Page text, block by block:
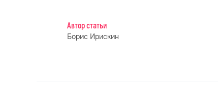
Автор статьи
Борис Ирискин